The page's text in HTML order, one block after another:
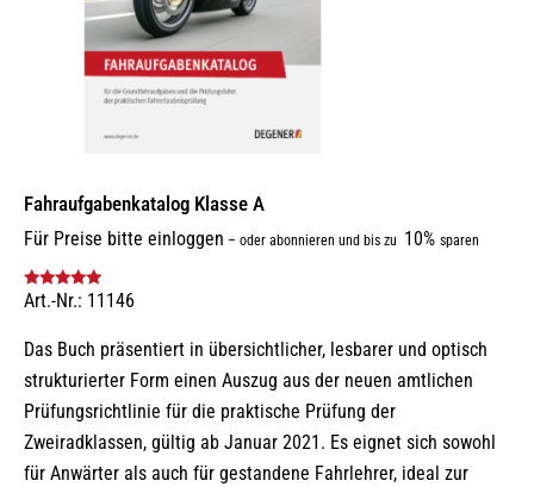
Fahraufgabenkatalog Klasse A
Für Preise bitte einloggen – oder abonnieren und bis zu 10% sparen
Bewertet mit
Art.-Nr.: 11146
Das Buch präsentiert in übersichtlicher, lesbarer und optisch
strukturierter Form einen Auszug aus der neuen amtlichen
Prüfungsrichtlinie für die praktische Prüfung der
Zweiradklassen, gültig ab Januar 2021. Es eignet sich sowohl
für Anwärter als auch für gestandene Fahrlehrer, ideal zur